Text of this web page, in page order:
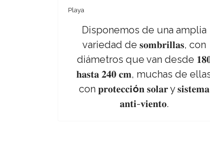
Playa
Disponemos de una amplia
variedad de 𝐬𝐨𝐦𝐛𝐫𝐢𝐥𝐥𝐚𝐬, con
diámetros que van desde
𝐡𝐚𝐬𝐭𝐚 𝟐𝟒𝟎 𝐜𝐦, muchas de
con 𝐩𝐫𝐨𝐭𝐞𝐜𝐜𝐢ó𝐧 𝐬𝐨𝐥𝐚𝐫 y 𝐬𝐢𝐬𝐭𝐞𝐦𝐚
𝐚𝐧𝐭𝐢-𝐯𝐢𝐞𝐧𝐭𝐨.